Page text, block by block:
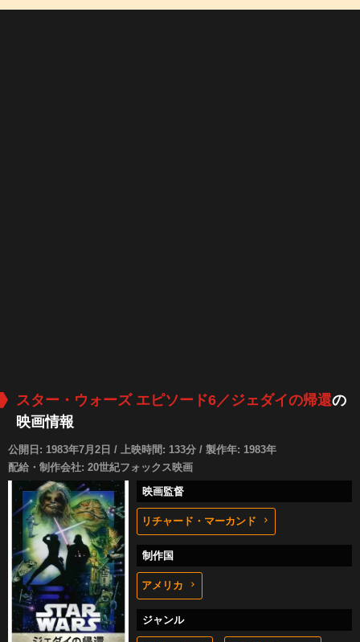
スター・ウォーズ エピソード6／ジェダイの帰還の
映画情報
公開日: 1983年7月2日 / 上映時間: 133分 / 製作年: 1983年
配給・制作会社: 20世紀フォックス映画
映画監督
リチャード・マーカンド
制作国
アメリカ
ジャンル